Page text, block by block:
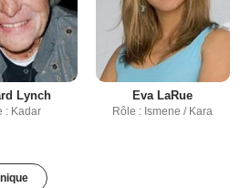
Lynch
: Kadar
Eva LaRue
Rôle : Ismene / Kara